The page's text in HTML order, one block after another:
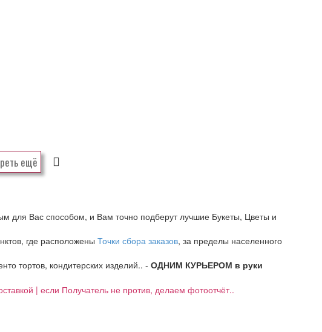
ещё
для Вас способом, и Вам точно подберут лучшие Букеты, Цветы и
где расположены Точки сбора заказов, за пределы населенного
тортов, кондитерских изделий.. - ОДНИМ КУРЬЕРОМ в руки
| если Получатель не против, делаем фотоотчёт..